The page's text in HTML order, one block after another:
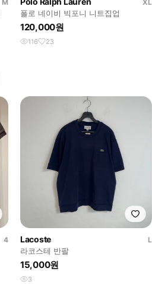
M
XL
폴로 네이비 빅포니 니트집업
120,000원
116 23
4
Lacoste
L
라코스테 반팔
15,000원
3